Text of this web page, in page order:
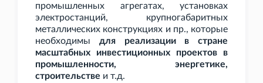
промышленных агрегатах, установках
электростанций, крупногабаритных
металлических конструкциях и пр., которые
необходимы для реализации в стране
масштабных инвестиционных проектов в
промышленности, энергетике,
строительстве и т.д.